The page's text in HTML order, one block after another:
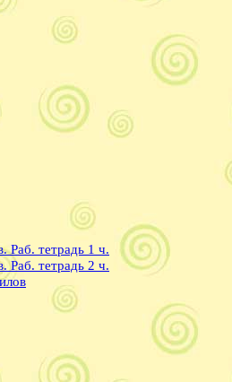
Раб. тетрадь 1 ч.
Раб. тетрадь 2 ч.